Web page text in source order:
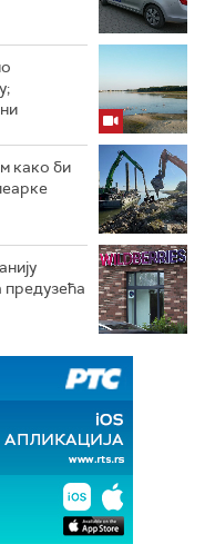
како би
предузећа